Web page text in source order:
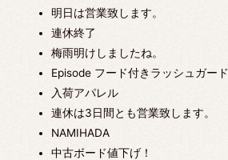
明日は営業致します。
連休終了
梅雨明けしましたね。
Episode フード付きラッシュガード
入荷アパレル
連休は3日間とも営業致します。
NAMIHADA
中古ボード値下げ！